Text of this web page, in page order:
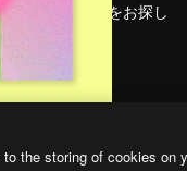
magnific.aiをお探し
the storing of cookies on